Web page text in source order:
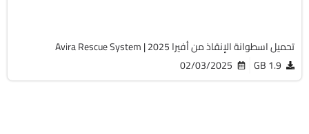
تحميل اسطوانة الإنقاذ من أفيرا 2025 | Avira Rescue System
1.9 GB
02/03/2025